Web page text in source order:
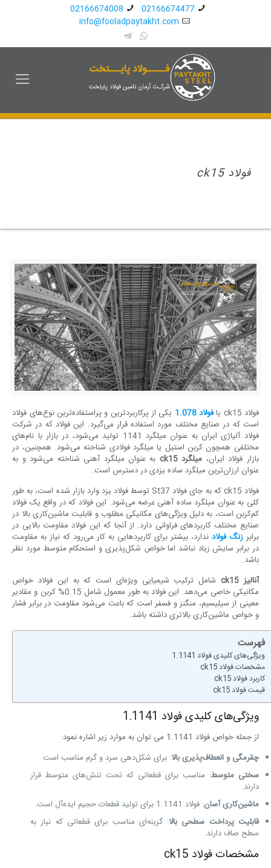
02166674477
02166674008
info@fooladpaytakht.com
فولاد ck15‎
فولاد ck15 یا فولاد 1.078
یکی از پرکاربردترین و پراستفاده‌ترین نوع‌های فولاد
است که در صنایع مختلف مورد استفاده قرار می‌گیرد. این فولاد که در شرکت
فولاد آلیاژی ایران به عنوان میلگرد 1141 تولید می‌شود، در بازار با نام‌های
مختلفی همچون کربن استیل یا میلگرد فولادی شناخته می‌شود. همچنین، در
بازار فولاد ایران، میلگردck15 به عنوان میلگرد آهنی شناخته می‌شود و به
عنوان ارزان‌ترین میلگرد ساده یزدی در دسترس است.
فولاد ck15 که به جای فولاد St37 توسط فولاد یزد وارد بازار شده است، به طور
کلی به عنوان میلگرد ساده آهنی عرضه می‌شود. این فولاد که در واقع یک فولاد
کم‌کربن است، به دلیل ویژگی‌های مکانیکی مطلوب و قابلیت ماشین‌کاری بالا در
صنایع مختلف کاربردهای فراوانی دارد. از آنجا که این فولاد مقاومت بالایی در
برابرزنگ فولاد ندارد، بیشتر برای کاربردهایی به کار می‌رود که نیاز به مقاومت
در برابر سایش زیاد نباشد اما خواص شکل‌پذیری و استحکام متوسط مورد نظر
باشد.
آنالیز ck15شامل ترکیب شیمیایی ویژه‌ای است که به این فولاد خواص
مکانیکی خاصی می‌دهد. این فولاد به طور معمول شامل 0.15% کربن و مقادیر
معینی از سیلیسیم، منگنز و فسفر است که باعث می‌شود مقاومت در برابر فشار
و خواص ماشین‌کاری بالاتری داشته باشد.
فهرست
ویژگی‌های کلیدی فولاد 1.1141
مشخصات فولاد ck15
کاربرد فولاد ck15
قیمت فولاد ck15
ویژگی‌های کلیدی فولاد 1.1141
از جمله خواص فولاد 1.1141 می توان به موارد زیر اشاره نمود:
چقرمگی و انعطاف‌پذیری بالا: برای شکل‌دهی سرد و گرم مناسب است.
سختی متوسط: مناسب برای قطعاتی که تحت تنش‌های متوسط قرار
دارند.
ماشین‌کاری آسان: فولاد 1.1141 برای تولید قطعات حجیم ایده‌آل است.
قابلیت پرداخت سطحی بالا: گزینه‌ای مناسب برای قطعاتی که نیاز به
سطح صاف دارند.
مشخصات فولاد ck15